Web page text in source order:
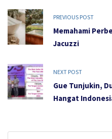
PREVIOUS POST
Memahami
Jacuzzi
NEXT POST
Gue Tunjukin,
Hangat